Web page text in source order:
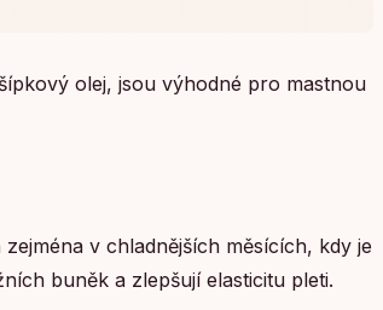
olej, jsou výhodné pro mastnou
v chladnějších měsících, kdy je
buněk a zlepšují elasticitu pleti.